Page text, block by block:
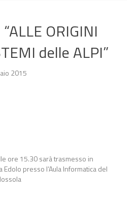
ORIGINI
delle ALPI”
2015
ore 15.30 sarà trasmesso in
presso l’Aula Informatica del